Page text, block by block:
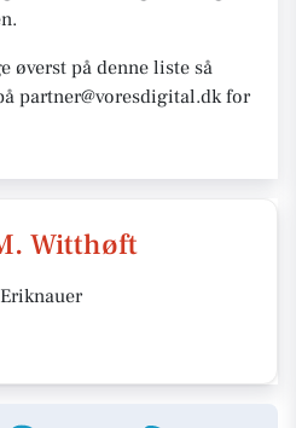
øverst på denne liste så
partner@voresdigital.dk for
Witthøft